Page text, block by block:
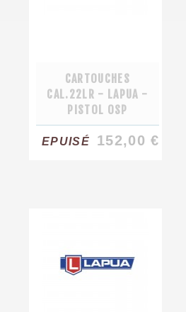
CARTOUCHES
CAL.22LR - LAPUA -
PISTOL OSP
EPUISÉ 152,00 €